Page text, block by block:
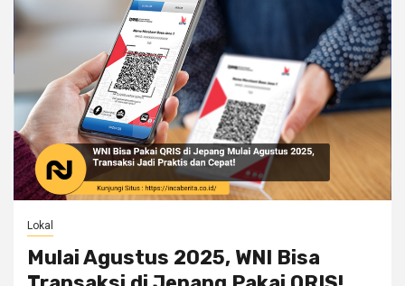
Lokal
Mulai Agustus 2025, WNI Bisa